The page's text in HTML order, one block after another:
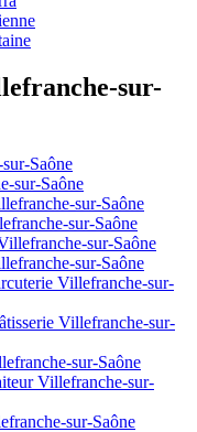
sur-
Saône
sur-Saône
sur-Saône
sur-Saône
sur-Saône
sur-Saône
Villefranche-sur-
Villefranche-sur-
sur-Saône
Villefranche-sur-
sur-Saône